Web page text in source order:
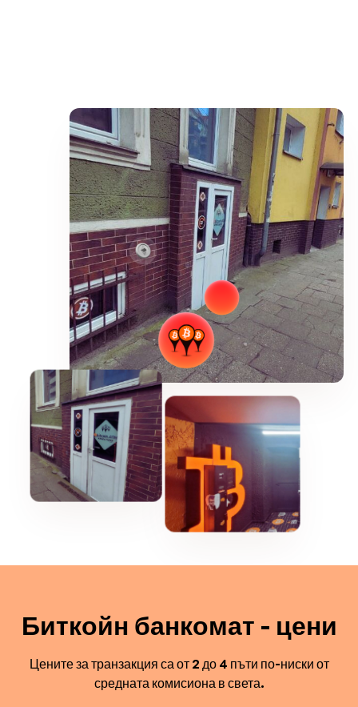
Биткойн банкомат - цени
Цените за транзакция са от 2 до 4 пъти по-ниски от
средната комисиона в света.